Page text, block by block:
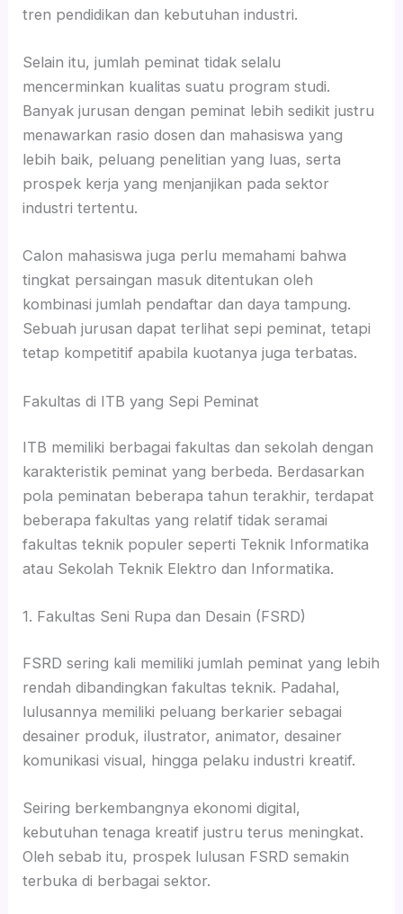
tren pendidikan dan kebutuhan industri.
Selain itu, jumlah peminat tidak selalu
mencerminkan kualitas suatu program studi.
Banyak jurusan dengan peminat lebih sedikit justru
menawarkan rasio dosen dan mahasiswa yang
lebih baik, peluang penelitian yang luas, serta
prospek kerja yang menjanjikan pada sektor
industri tertentu.
Calon mahasiswa juga perlu memahami bahwa
tingkat persaingan masuk ditentukan oleh
kombinasi jumlah pendaftar dan daya tampung.
Sebuah jurusan dapat terlihat sepi peminat, tetapi
tetap kompetitif apabila kuotanya juga terbatas.
Fakultas di ITB yang Sepi Peminat
ITB memiliki berbagai fakultas dan sekolah dengan
karakteristik peminat yang berbeda. Berdasarkan
pola peminatan beberapa tahun terakhir, terdapat
beberapa fakultas yang relatif tidak seramai
fakultas teknik populer seperti Teknik Informatika
atau Sekolah Teknik Elektro dan Informatika.
1. Fakultas Seni Rupa dan Desain (FSRD)
FSRD sering kali memiliki jumlah peminat yang lebih
rendah dibandingkan fakultas teknik. Padahal,
lulusannya memiliki peluang berkarier sebagai
desainer produk, ilustrator, animator, desainer
komunikasi visual, hingga pelaku industri kreatif.
Seiring berkembangnya ekonomi digital,
kebutuhan tenaga kreatif justru terus meningkat.
Oleh sebab itu, prospek lulusan FSRD semakin
terbuka di berbagai sektor.